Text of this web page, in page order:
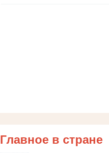
Главное в стране